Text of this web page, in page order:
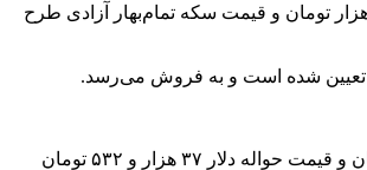
در بازار آزاد، قیمت طلای ۱۸عیار هر گرم ۲ میلیون و ۳۶۷ هزار تومان، قیمت سکه تمام‌بهار آزادی طرح قدیم ۲۵ میلیون و ۳۰۰هزار تومان و قیمت سکه تمام‌بهار آزادی طرح
بر اساس معاملات بازار مبادله ارز و طلای ایران، قیمت هر اسکناس دلار امروز (دوشنبه ۱۳شهریورماه) با کاهش قیمت نسبت روز کاری قبل ۴۱ هزار و ۲۸۵ تومان و قیمت حواله دلار ۳۷ هزار و ۵۳۲ تومان